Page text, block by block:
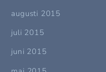
augusti 2015
juli 2015
juni 2015